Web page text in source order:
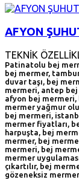
AFYON
TEKNİK
Patinatolu bej
bej mermer,
duvar taşı, bej
mermeri, antep
afyon bej mermeri,
mermer yağmur
bej mermeri,
mermer fiyatları,
harpuşta, bej
mermer, bej
mermeri, bej
mermer
çıkartılır, bej
gözeneksiz